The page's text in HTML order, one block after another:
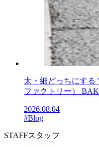
太・細どっちにする
ファクトリー）
2026.08.04
#Blog
STAFFスタッフ